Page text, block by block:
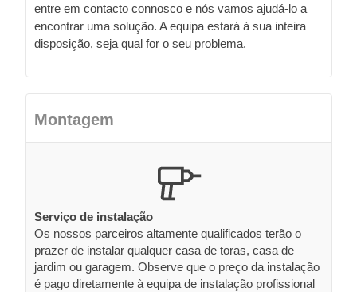
entre em contacto connosco e nós vamos ajudá-lo a
encontrar uma solução. A equipa estará à sua inteira
disposição, seja qual for o seu problema.
Montagem
Serviço de instalação
Os nossos parceiros altamente qualificados terão o
prazer de instalar qualquer casa de toras, casa de
jardim ou garagem. Observe que o preço da instalação
é pago diretamente à equipa de instalação profissional